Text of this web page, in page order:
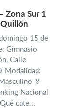
Zona Sur 1
15 de
Gimnasio
Calle
Modalidad:
🏅
Nacional
cate...